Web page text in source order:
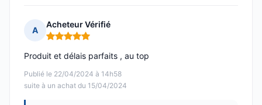
A
Acheteur Vérifié
Note : 5 sur 5
Publié le 22/04/2024 à 14h58
suite à un achat du 15/04/2024
Produit et délais parfaits , au top